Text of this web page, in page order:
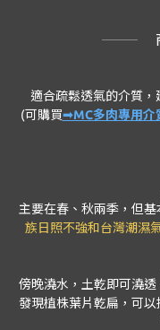
適合疏鬆透氣的介質，
(可購買➟MC多肉專用介
主要在春、秋兩季，但基
族日照不強和台灣潮濕
傍晚澆水，土乾即可澆
發現植株葉片乾扁，可